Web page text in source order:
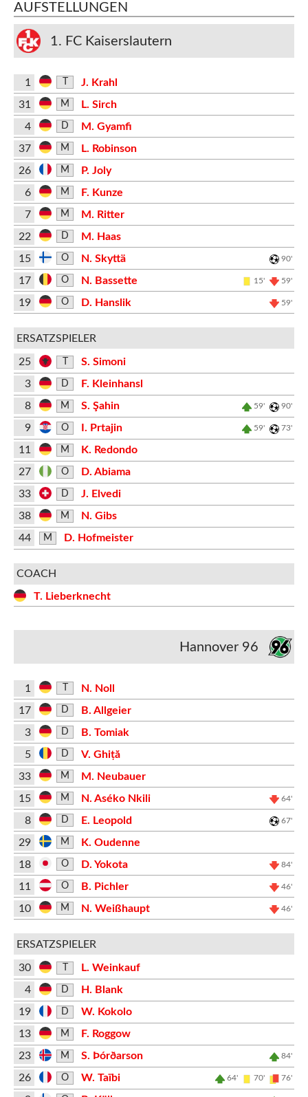
AUFSTELLUNGEN
1. FC Kaiserslautern
1
J. Krahl
31
M
L. Sirch
4
D
M. Gyamfi
37
M
L. Robinson
26
M
P. Joly
6
M
F. Kunze
7
M
M. Ritter
22
D
M. Haas
15
O N. Skyttä 90'
17 O N. Bassette 15' 59'
19 O D. Hanslik 59'
ERSATZSPIELER
25
S. Simoni
3
D
F. Kleinhansl
8
M S. Şahin 59' 90'
9 O I. Prtajin 59' 73'
11 M
K. Redondo
27
O
D. Abiama
33
D
J. Elvedi
38
M
N. Gibs
44
M D. Hofmeister
COACH
T. Lieberknecht
Hannover 96
1
N. Noll
17
D
B. Allgeier
3
D
B. Tomiak
5
D
V. Ghiță
33
M
M. Neubauer
15
M N. Aséko Nkili 64'
8 D E. Leopold 67'
29 M
K. Oudenne
18
O D. Yokota 84'
11 O B. Pichler 46'
10 M N. Weißhaupt 46'
ERSATZSPIELER
30
L. Weinkauf
4
D
H. Blank
19
D
W. Kokolo
13
M
F. Roggow
23
M S. Þórðarson 84'
26 O W. Taïbi 64' 70' 76'